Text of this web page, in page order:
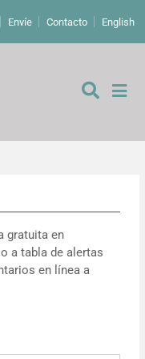
Envíe Contacto English
gratuita en
a tabla de alertas
en línea a